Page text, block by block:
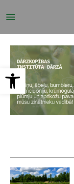
Open toolbar
uz
galveno